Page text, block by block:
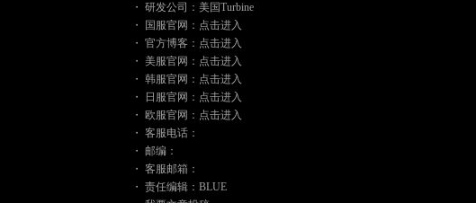
・ 研发公司：美国Turbine
・ 国服官网： 点击进入
・ 官方博客： 点击进入
・ 美服官网： 点击进入
・ 韩服官网： 点击进入
・ 日服官网： 点击进入
・ 欧服官网： 点击进入
・ 客服电话：
・ 邮编：
・ 客服邮箱：
・ 责任编辑：BLUE